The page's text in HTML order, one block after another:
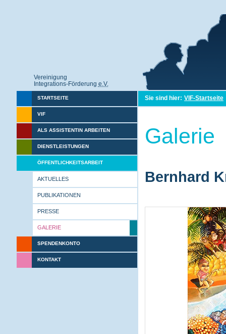
Vereinigung
Integrations-Förderung e.V.
STARTSEITE
VIF
ALS ASSISTENTIN ARBEITEN
DIENSTLEISTUNGEN
ÖFFENTLICHKEITSARBEIT
AKTUELLES
PUBLIKATIONEN
PRESSE
GALERIE
SPENDENKONTO
KONTAKT
Sie sind hier: VIF-Startseite
Galerie
Bernhard